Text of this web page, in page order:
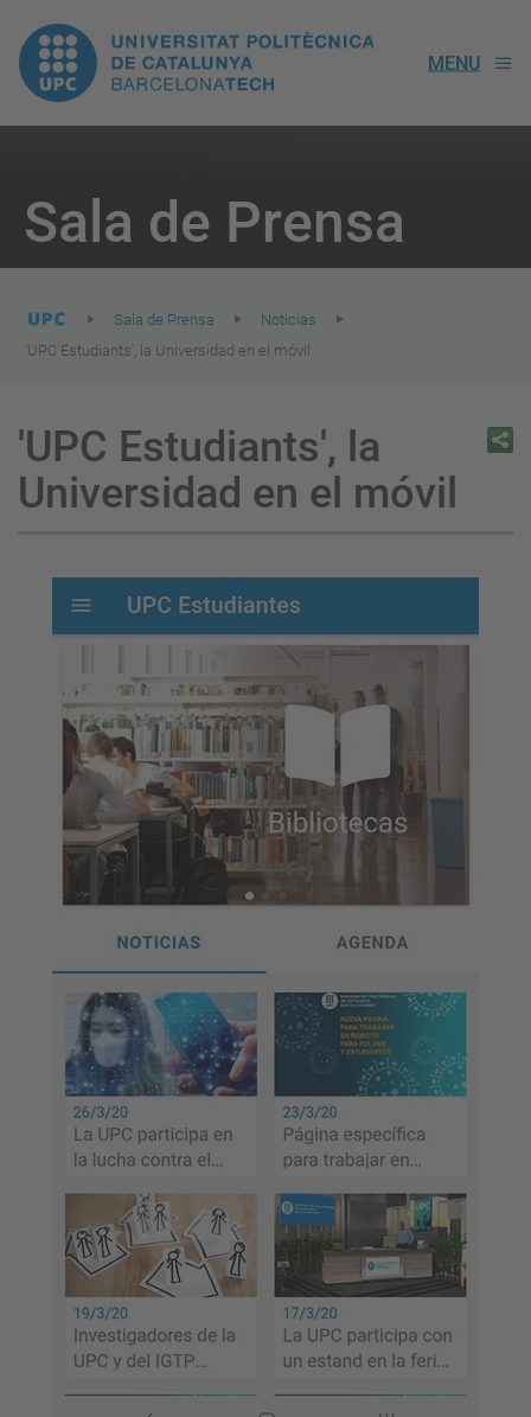
UPC.
Universitat
de
Catalunya
MENU
Sala de Prensa
here:
Sala de Prensa
Noticias
'UPC Estudiants', la Universidad en el móvil
'UPC Estudiants', la
Universidad en el móvil